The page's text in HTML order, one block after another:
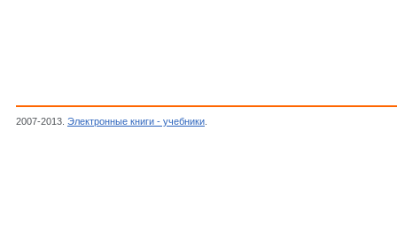
2007-2013. Электронные книги - учебники